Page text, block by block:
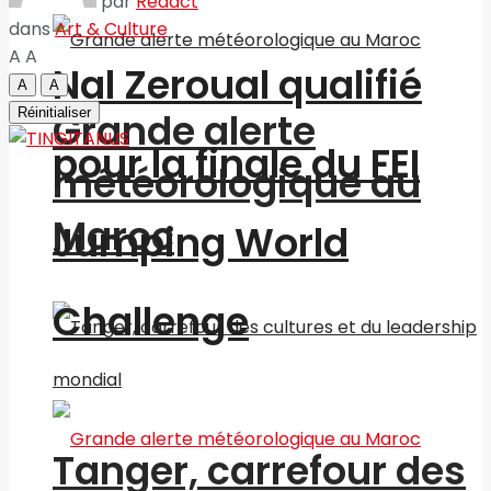
Grande alerte
météorologique au
Maroc
Tanger, carrefour des
Nal Zeroual qualifié
pour la finale du FEI
Jumping World
Challenge
dans Art & Culture
A A
A
A
Réinitialiser